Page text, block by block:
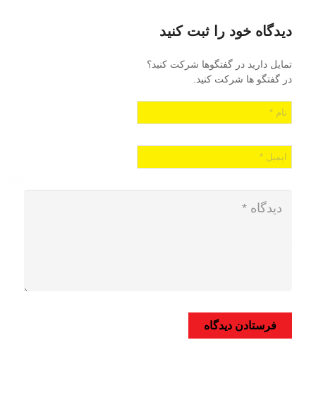
دیدگاه خود را ثبت کنید
تمایل دارید در گفتگوها شرکت کنید؟
در گفتگو ها شرکت کنید.